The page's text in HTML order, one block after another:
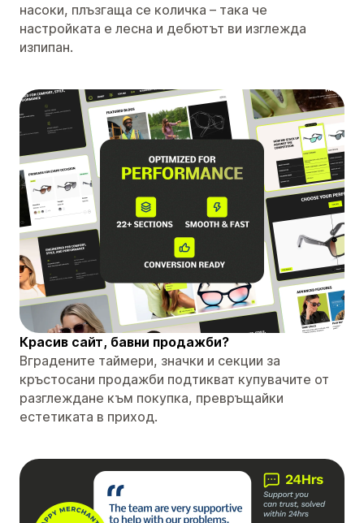
насоки, плъзгаща се количка – така че
настройката е лесна и дебютът ви изглежда
изпипан.
Красив сайт, бавни продажби?
Вградените таймери, значки и секции за
кръстосани продажби подтикват купувачите от
разглеждане към покупка, превръщайки
естетиката в приход.